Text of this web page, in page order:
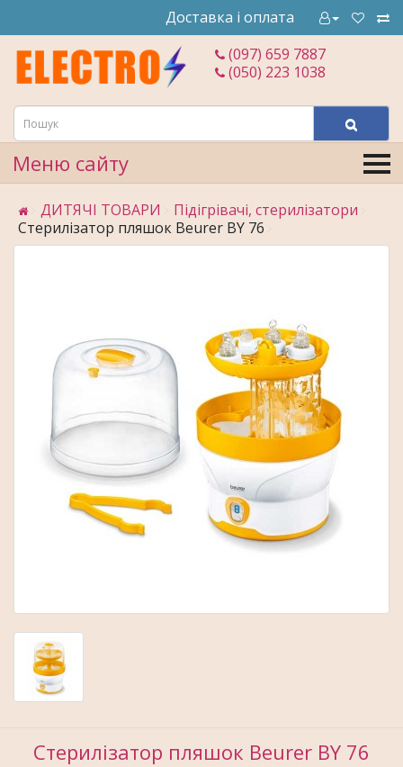
Доставка і оплата
(097) 659 7887
(050) 223 1038
Меню сайту
ДИТЯЧІ ТОВАРИ
Підігрівачі, стерилізатори
Стерилізатор пляшок Beurer BY 76
Стерилізатор пляшок Beurer BY 76